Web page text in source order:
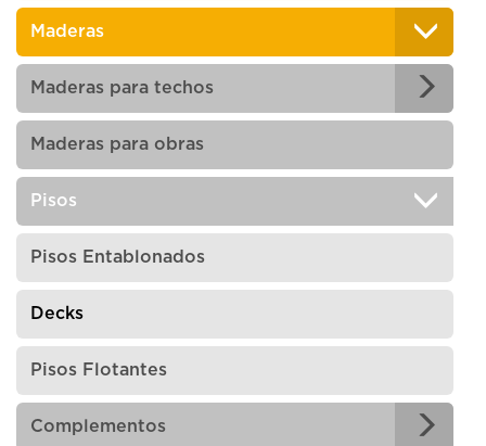
Maderas
Maderas para techos
Maderas para obras
Pisos
Pisos Entablonados
Decks
Pisos Flotantes
Complementos